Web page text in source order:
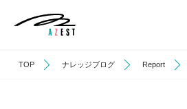
TOP ナレッジブログ Report